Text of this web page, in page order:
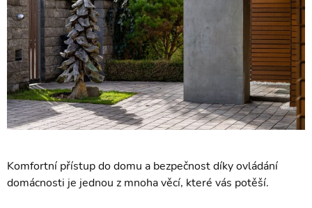
Komfortní přístup do domu a bezpečnost díky ovládání
domácnosti je jednou z mnoha věcí, které vás potěší.